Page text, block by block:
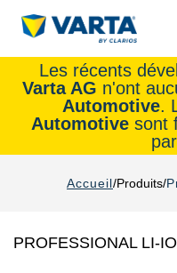
Les récents
Varta AG n'ont
Automotive.
Automotive sont
par
Accueil Produits
PROFESSIONAL LI-